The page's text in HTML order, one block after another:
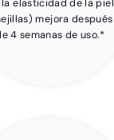
elasticidad de la piel
mejora después
4 semanas de uso.*